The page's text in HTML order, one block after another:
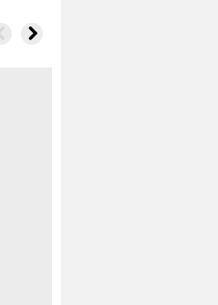
Secrets de tournage